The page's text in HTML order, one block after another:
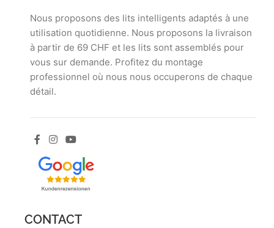
Nous proposons des lits intelligents adaptés à une
utilisation quotidienne. Nous proposons la livraison
à partir de 69 CHF et les lits sont assemblés pour
vous sur demande. Profitez du montage
professionnel où nous nous occuperons de chaque
détail.
CONTACT